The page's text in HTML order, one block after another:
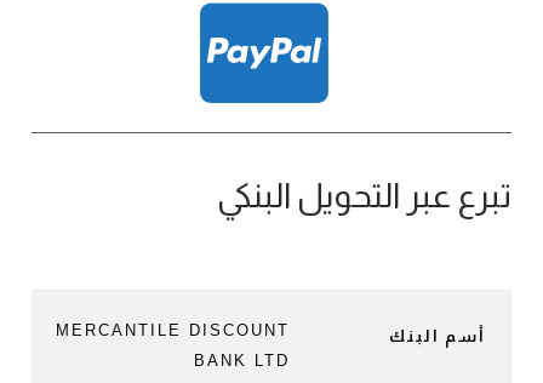
تبرع عبر التحويل البنكي
أسم البنك
MERCANTILE DISCOUNT
BANK LTD